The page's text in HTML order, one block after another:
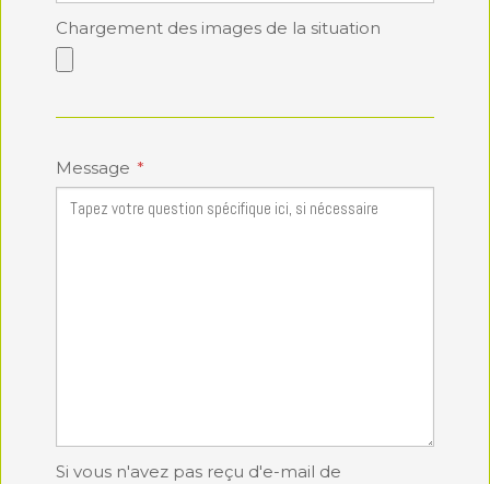
Chargement des images de la situation
Message
Si vous n'avez pas reçu d'e-mail de